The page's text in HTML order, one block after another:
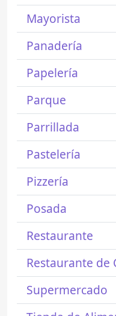
Mayorista
Panadería
Papelería
Parque
Parrillada
Pastelería
Pizzería
Posada
Restaurante
Restaurante de
Supermercado